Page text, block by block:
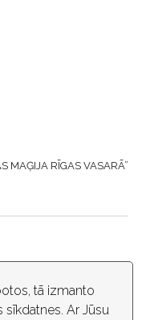
tā izmanto
Ar Jūsu
MAĢIJA RĪGAS VASARĀ”